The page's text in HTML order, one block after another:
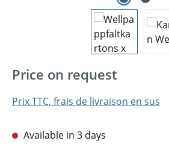
Price on request
Prix TTC, frais de livraison en sus
Available in 3 days